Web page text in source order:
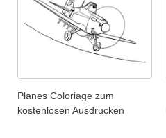
Planes Coloriage zum
kostenlosen Ausdrucken